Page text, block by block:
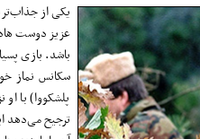
یکی از
عزیز دوست
باشد. بازی
سکانس نماز
پلشکووا) با
ترجیح می‌دهد